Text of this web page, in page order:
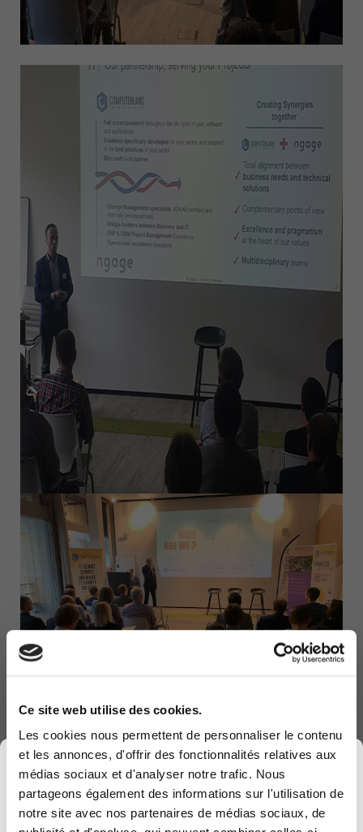
Ce site web utilise des cookies.
Les cookies nous permettent de personnaliser le contenu
et les annonces, d'offrir des fonctionnalités relatives aux
médias sociaux et d'analyser notre trafic. Nous
partageons également des informations sur l'utilisation de
notre site avec nos partenaires de médias sociaux, de